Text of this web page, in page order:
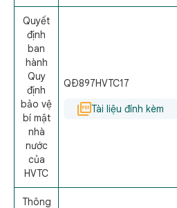
Quyết
định
ban
hành
Quy
định
bảo vệ
bí mật
nhà
nước
của
HVTC
QÐ897HVTC17
Tài liệu đính kèm
Thông